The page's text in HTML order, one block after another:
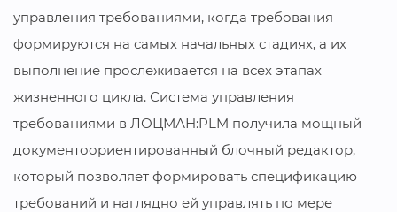
управления требованиями, когда требования
формируются на самых начальных стадиях, а их
выполнение прослеживается на всех этапах
жизненного цикла. Система управления
требованиями в ЛОЦМАН:PLM получила мощный
документоориентированный блочный редактор,
который позволяет формировать спецификацию
требований и наглядно ей управлять по мере